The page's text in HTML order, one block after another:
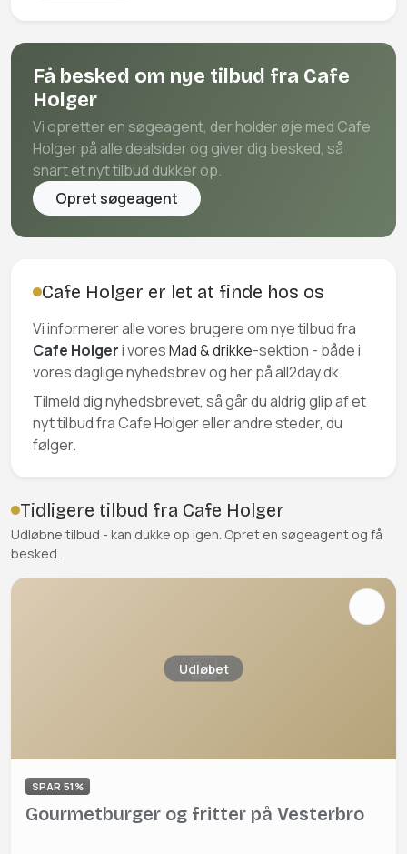
Få besked om nye tilbud fra Cafe
Holger
Vi opretter en søgeagent, der holder øje med Cafe
Holger på alle dealsider og giver dig besked, så
snart et nyt tilbud dukker op.
Opret søgeagent
Cafe Holger er let at finde hos os
Vi informerer alle vores brugere om nye tilbud fra
Cafe Holgeri voresMad & drikke-sektion - både i
vores daglige nyhedsbrev og her på all2day.dk.
Tilmeld dig nyhedsbrevet, så går du aldrig glip af et
nyt tilbud fra Cafe Holger eller andre steder, du
følger.
Tidligere tilbud fra Cafe Holger
Udløbne tilbud - kan dukke op igen. Opret en søgeagent og få
besked.
Udløbet
SPAR 51%
Gourmetburger og fritter på Vesterbro